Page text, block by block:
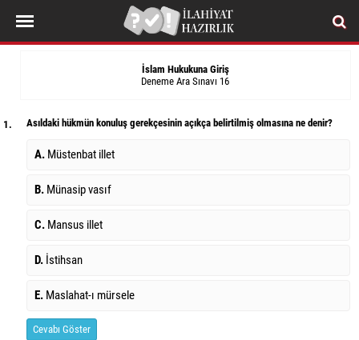
İslam Hukukuna Giriş
Deneme Ara Sınavı 16
1. Asıldaki hükmün konuluş gerekçesinin açıkça belirtilmiş olmasına ne denir?
A. Müstenbat illet
B. Münasip vasıf
C. Mansus illet
D. İstihsan
E. Maslahat-ı mürsele
Cevabı Göster